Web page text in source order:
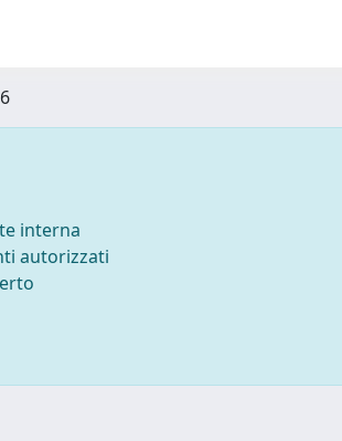
interna
autorizzati